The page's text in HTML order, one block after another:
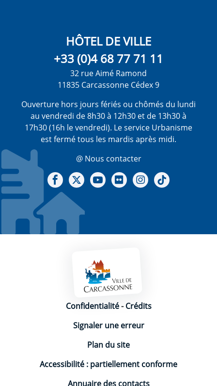
HÔTEL DE VILLE
+33 (0)4 68 77 71 11
32 rue Aimé Ramond
11835 Carcassonne Cédex 9
Ouverture hors jours fériés ou chômés du lundi
au vendredi de 8h30 à 12h30 et de 13h30 à
17h30 (16h le vendredi). Le service Urbanisme
est fermé tous les mardis après midi.
@ Nous contacter
Notre Facebook
Notre X - (twitter)
Notre chaine Youtube
Notre Gallerie sur Flickr
Notre Instagram
Mentions légales
Confidentialité-Crédits
Signaler une erreur
Plan du site
Accessibilité : partiellement conforme
Annuaire des contacts